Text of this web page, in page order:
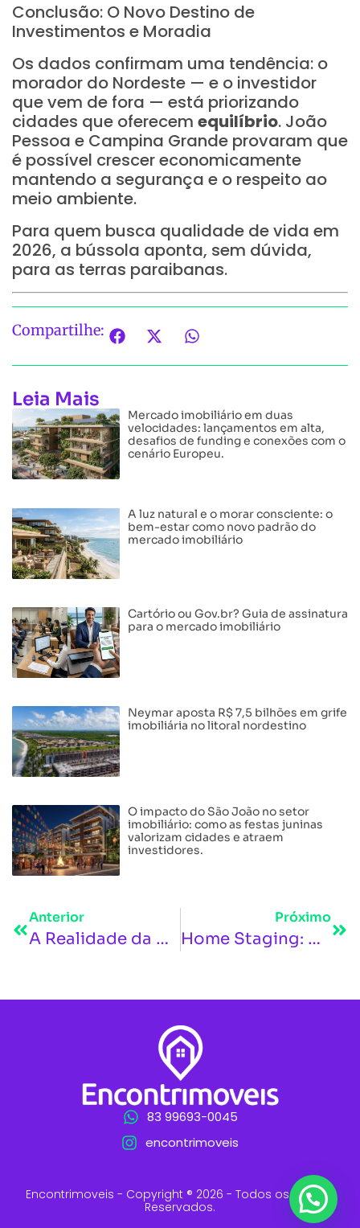
Conclusão: O Novo Destino de
Investimentos e Moradia
Os dados confirmam uma tendência: o
morador do Nordeste — e o investidor
que vem de fora — está priorizando
cidades que oferecem equilíbrio. João
Pessoa e Campina Grande provaram que
é possível crescer economicamente
mantendo a segurança e o respeito ao
meio ambiente.
Para quem busca qualidade de vida em
2026, a bússola aponta, sem dúvida,
para as terras paraibanas.
Compartilhe:
Leia Mais
Mercado imobiliário em duas
velocidades: lançamentos em alta,
desafios de funding e conexões com o
cenário Europeu.
A luz natural e o morar consciente: o
bem-estar como novo padrão do
mercado imobiliário
Cartório ou Gov.br? Guia de assinatura
para o mercado imobiliário
Neymar aposta R$ 7,5 bilhões em grife
imobiliária no litoral nordestino
O impacto do São João no setor
imobiliário: como as festas juninas
valorizam cidades e atraem
investidores.
Anterior
A Realidade da Casa Inteligente. Da Conveniência à Autonomia Invisível
Próximo
Home Staging: A Estratégia Invisível que Acelera a Venda de Imóveis em até 50%.
83 99693-0045
encontrimoveis
Encontrimoveis - Copyright ® 2026 - Todos os Direitos
Reservados.